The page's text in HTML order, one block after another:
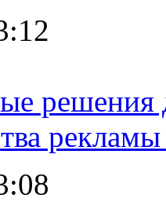
решения
рекламы